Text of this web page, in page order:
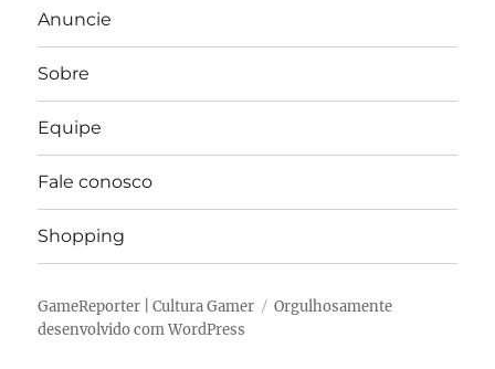
Anuncie
Sobre
Equipe
Fale conosco
Shopping
GameReporter | Cultura Gamer
Orgulhosamente
desenvolvido com WordPress